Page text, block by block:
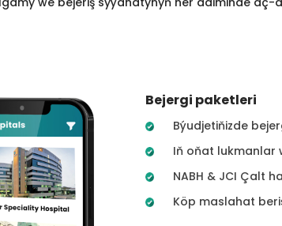
Bejergi paketleri
Býudjetiňizde
Iň oňat lukmanlar
NABH & JCI Çalt
Köp maslahat